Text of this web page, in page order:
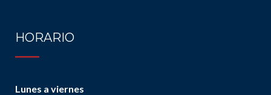
HORARIO
Lunes a viernes